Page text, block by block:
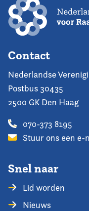
Contact
Nederlandse
Postbus 30435
2500 GK Den Haag
070-373 8195
Stuur ons een e-
Snel naar
Lid worden
Nieuws